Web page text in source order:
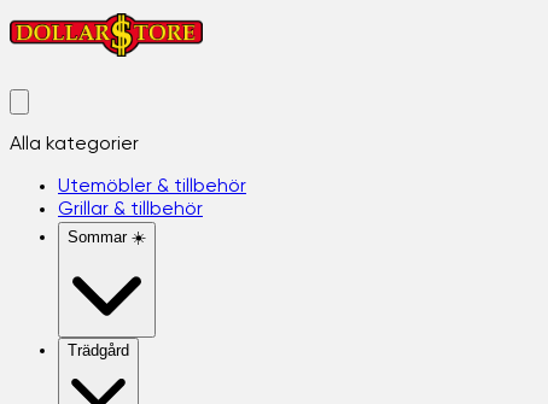
Alla kategorier
Utemöbler & tillbehör
Grillar & tillbehör
Sommar ☀️
Trädgård